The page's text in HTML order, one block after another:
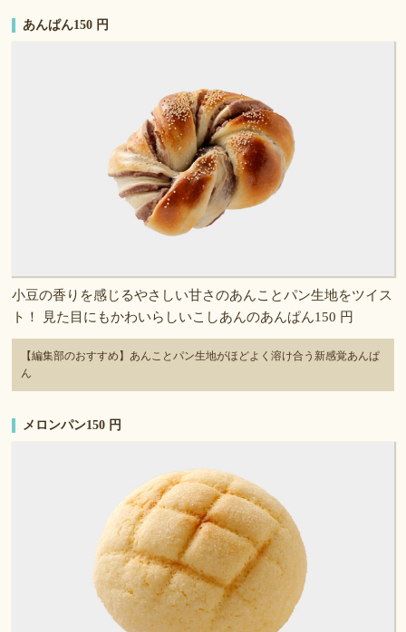
あんぱん150 円
小豆の香りを感じるやさしい甘さのあんことパン生地をツイス
ト！ 見た目にもかわいらしいこしあんのあんぱん150 円
【編集部のおすすめ】あんことパン生地がほどよく溶け合う新感覚あんぱ
ん
メロンパン150 円